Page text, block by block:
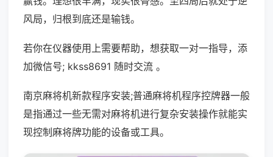
风局，归根到底还是输钱。
若你在仪器使用上需要帮助，想获取一对一指导，添
加微信号; kkss8691 随时交流 。
南京麻将机新款程序安装;普通麻将机程序控牌器一般
是指通过一些无需对麻将机进行复杂安装操作就能实
现控制麻将牌功能的设备或工具。